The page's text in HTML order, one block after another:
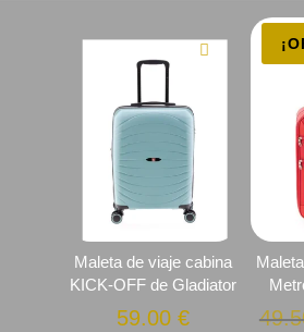
Maleta de viaje cabina
KICK-OFF de Gladiator
59.00 €